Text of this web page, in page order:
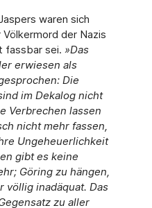
waren sich
der Nazis
fassbar sei. »Das
erwiesen als
Die
im Dekalog nicht
Verbrechen lassen
nicht mehr fassen,
Ungeheuerlichkeit
gibt es keine
Göring zu hängen,
völlig inadäquat. Das
zu aller